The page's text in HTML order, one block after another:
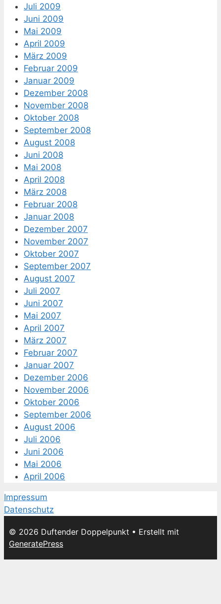
Juli 2009
Juni 2009
Mai 2009
April 2009
März 2009
Februar 2009
Januar 2009
Dezember 2008
November 2008
Oktober 2008
September 2008
August 2008
Juni 2008
Mai 2008
April 2008
März 2008
Februar 2008
Januar 2008
Dezember 2007
November 2007
Oktober 2007
September 2007
August 2007
Juli 2007
Juni 2007
Mai 2007
April 2007
März 2007
Februar 2007
Januar 2007
Dezember 2006
November 2006
Oktober 2006
September 2006
August 2006
Juli 2006
Juni 2006
Mai 2006
April 2006
Impressum
Datenschutz
© 2026 Duftender Doppelpunkt • Erstellt mit
GeneratePress